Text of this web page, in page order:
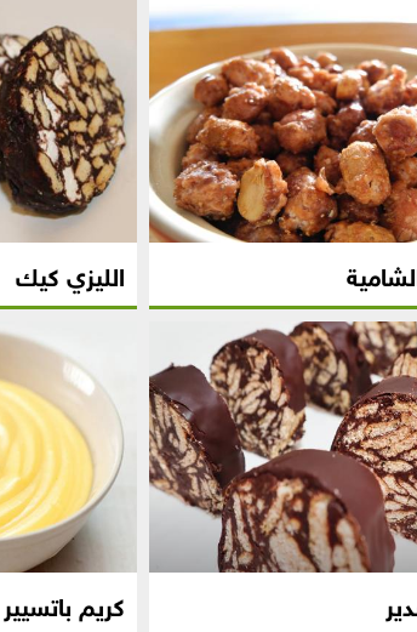
الليزي كيك
كريم باتسيير